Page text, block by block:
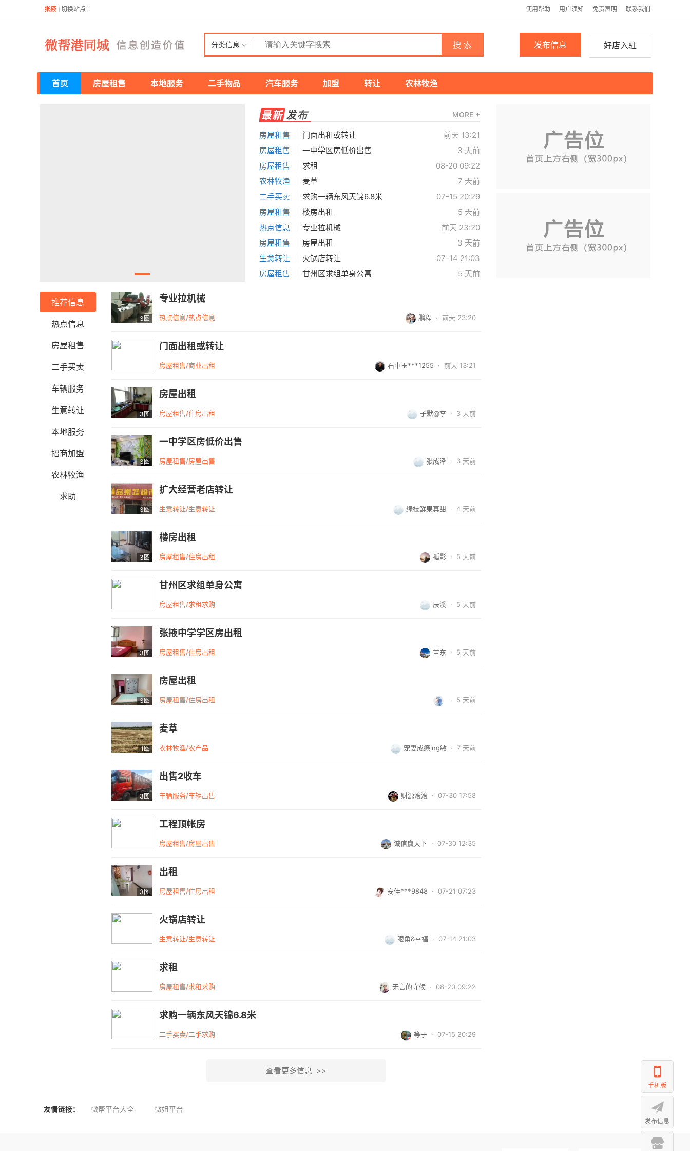
张掖 [切换站点 ] 使用帮助 用户须知 免责声明 联系我们
分类信息 搜 索 好店入驻
发布信息
首页 房屋租售 本地服务 二手物品 汽车服务 加盟 转让 农林牧渔
MORE +
房屋租售 门面出租或转让
前天 13:21
房屋租售
一中学区房低价出售
3 天前
房屋租售
求租
08-20 09:22
农林牧渔
麦草
7 天前
二手买卖
求购一辆东风天锦6.8米
07-15 20:29
房屋租售
楼房出租
5 天前
热点信息
专业拉机械
前天 23:20
房屋租售
房屋出租
3 天前
生意转让
火锅店转让
07-14 21:03
房屋租售
甘州区求组单身公寓 5 天前
推荐信息
热点信息
房屋租售
二手买卖
车辆服务
生意转让
本地服务
招商加盟
农林牧渔
求助
3图
专业拉机械
热点信息/热点信息 鹏程 · 前天 23:20
门面出租或转让
房屋租售/商业出租 石中玉***1255 · 前天 13:21
3图
房屋出租
房屋租售/住房出租 子默@李 · 3 天前
3图
一中学区房低价出售
房屋租售/房屋出售 张成泽 · 3 天前
3图
扩大经营老店转让
生意转让/生意转让 绿枝鲜果真甜 · 4 天前
3图
楼房出租
房屋租售/住房出租 孤影 · 5 天前
甘州区求组单身公寓
房屋租售/求租求购 辰溪 · 5 天前
3图
张掖中学学区房出租
房屋租售/住房出租 苗东 · 5 天前
3图
房屋出租
房屋租售/住房出租 · 5 天前
1图
麦草
农林牧渔/农产品 宠妻成瘾ing敏 · 7 天前
3图
出售2收车
车辆服务/车辆出售 财源滚滚 · 07-30 17:58
工程顶帐房
房屋租售/房屋出售 诚信赢天下 · 07-30 12:35
3图
出租
房屋租售/住房出租 安佳***9848 · 07-21 07:23
火锅店转让
生意转让/生意转让 眼角&幸福 · 07-14 21:03
求租
房屋租售/求租求购 无言的守候 · 08-20 09:22
求购一辆东风天锦6.8米
二手买卖/二手求购 等于 · 07-15 20:29
查看更多信息 >>
友情链接： 微帮平台大全 微姐平台
手机版
发布信息